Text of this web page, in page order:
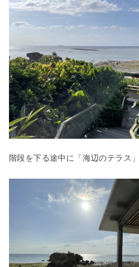
階段を下る途中に「海辺のテラス